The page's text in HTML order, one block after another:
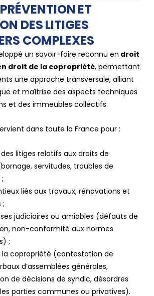
ET
DES LITIGES
COMPLEXES
un savoir-faire reconnu en droit
droit de la copropriété, permettant
une approche transversale, alliant
et maîtrise des aspects techniques
et des immeubles collectifs.
dans toute la France pour :
litiges relatifs aux droits de
servitudes, troubles de
liés aux travaux, rénovations et
;
judiciaires ou amiables (défauts de
non-conformité aux normes
;
la copropriété (contestation de
d’assemblées générales,
de décisions de syndic, désordres
parties communes ou privatives).